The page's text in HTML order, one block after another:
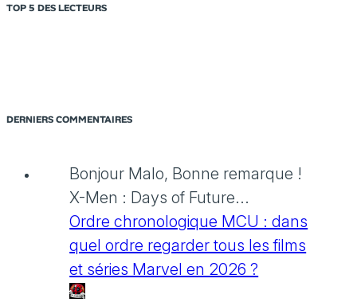
TOP 5 DES LECTEURS
DERNIERS COMMENTAIRES
Bonjour Malo, Bonne remarque !
X-Men : Days of Future...
Ordre chronologique MCU : dans
quel ordre regarder tous les films
et séries Marvel en 2026 ?